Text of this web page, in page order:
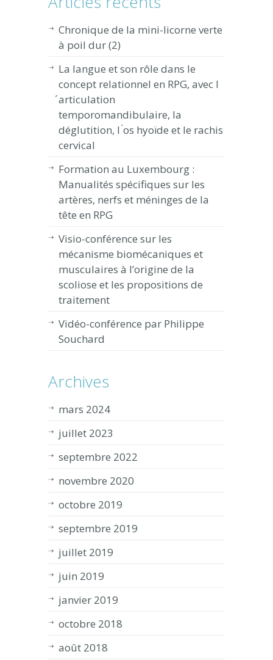
Chronique de la mini-licorne verte
à poil dur (2)
La langue et son rôle dans le
concept relationnel en RPG, avec l
́articulation
temporomandibulaire, la
déglutition, l ́os hyoïde et le rachis
cervical
Formation au Luxembourg :
Manualités spécifiques sur les
artères, nerfs et méninges de la
tête en RPG
Visio-conférence sur les
mécanisme biomécaniques et
musculaires à l’origine de la
scoliose et les propositions de
traitement
Vidéo-conférence par Philippe
Souchard
Archives
mars 2024
juillet 2023
septembre 2022
novembre 2020
octobre 2019
septembre 2019
juillet 2019
juin 2019
janvier 2019
octobre 2018
août 2018